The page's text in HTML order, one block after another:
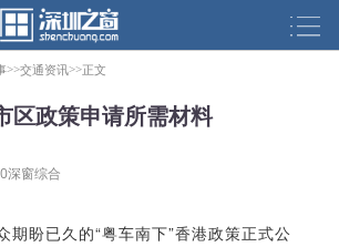
>>交通资讯>>正文
区政策申请所需材料
0深窗综合
期盼已久的“粤车南下”香港政策正式公